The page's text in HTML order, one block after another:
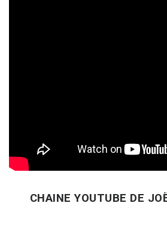
CHAINE YOUTUBE DE